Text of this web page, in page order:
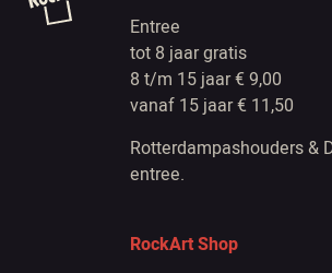
Entree
tot 8 jaar gratis
8 t/m 15 jaar € 9,00
vanaf 15 jaar € 11,50
Rotterdampashouders &
entree.
RockArt Shop